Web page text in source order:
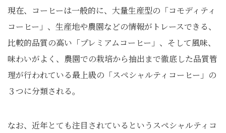
現在、コーヒーは一般的に、大量生産型の「コモディティ
コーヒー」、生産地や農園などの情報がトレースできる、
比較的品質の高い「プレミアムコーヒー」、そして風味、
味わいがよく、農園での栽培から抽出まで徹底した品質管
理が行われている最上級の「スペシャルティコーヒー」の
３つに分類される。
なお、近年とても注目されているというスペシャルティコ